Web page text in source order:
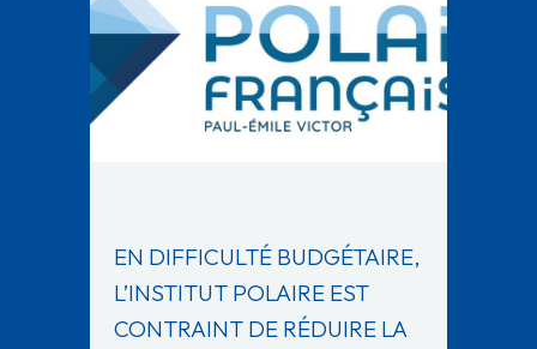
EN DIFFICULTÉ BUDGÉTAIRE,
L’INSTITUT POLAIRE EST
CONTRAINT DE RÉDUIRE LA